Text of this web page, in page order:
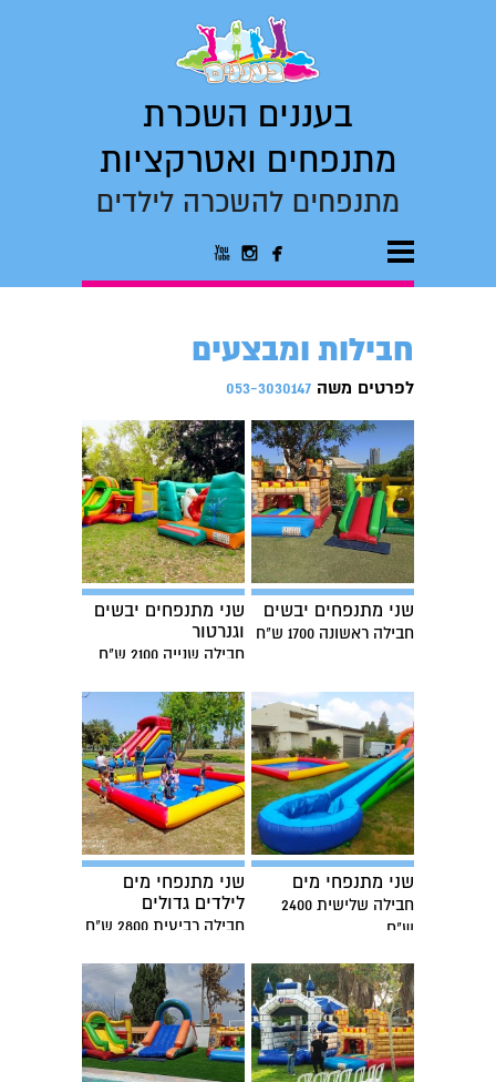
בעננים השכרת
מתנפחים ואטרקציות
מתנפחים להשכרה לילדים



חבילות ומבצעים
לפרטים משה 053-3030147
שני מתנפחים יבשים
חבילה ראשונה 1700 ש"ח
שני מתנפחים יבשים
וגנרטור
חבילה שנייה 2100 ש"ח
שני מתנפחי מים
חבילה שלישית 2400
ש"ח
שני מתנפחי מים
לילדים גדולים
חבילה רביעית 2800 ש"ח